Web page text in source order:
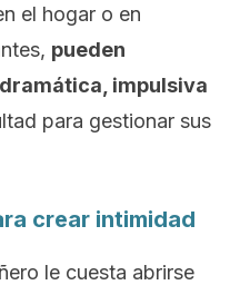
el hogar o en
pueden
impulsiva
para gestionar sus
crear intimidad
le cuesta abrirse